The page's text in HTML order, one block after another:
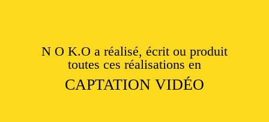
N O K.O a réalisé, écrit ou produit
toutes ces réalisations en
CAPTATION VIDÉO